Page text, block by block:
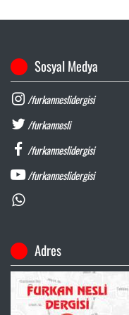
Sosyal Medya
/furkanneslidergisi
/furkannesli
/furkanneslidergisi
/furkanneslidergisi
Adres